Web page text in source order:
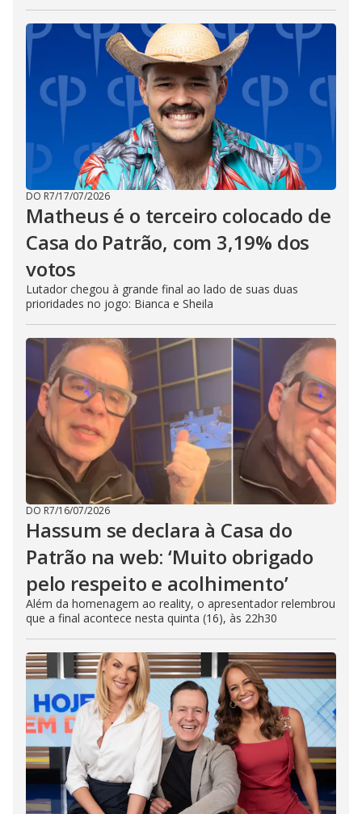
DO R7/17/07/2026
Matheus é o terceiro colocado de
Casa do Patrão, com 3,19% dos
votos
Lutador chegou à grande final ao lado de suas duas
prioridades no jogo: Bianca e Sheila
DO R7/16/07/2026
Hassum se declara à Casa do
Patrão na web: ‘Muito obrigado
pelo respeito e acolhimento’
Além da homenagem ao reality, o apresentador relembrou
que a final acontece nesta quinta (16), às 22h30